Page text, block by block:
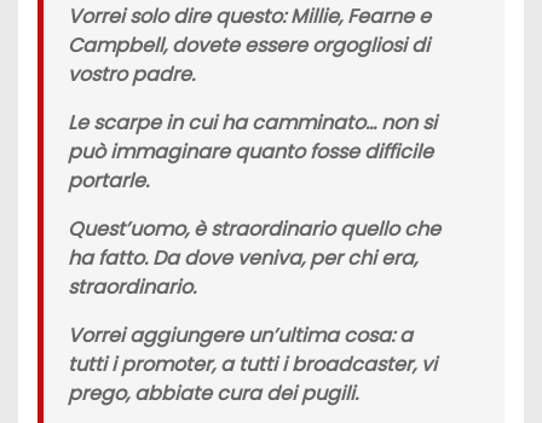
Vorrei solo dire questo: Millie, Fearne e
Campbell, dovete essere orgogliosi di
vostro padre.
Le scarpe in cui ha camminato… non si
può immaginare quanto fosse difficile
portarle.
Quest’uomo, è straordinario quello che
ha fatto. Da dove veniva, per chi era,
straordinario.
Vorrei aggiungere un’ultima cosa: a
tutti i promoter, a tutti i broadcaster, vi
prego, abbiate cura dei pugili.